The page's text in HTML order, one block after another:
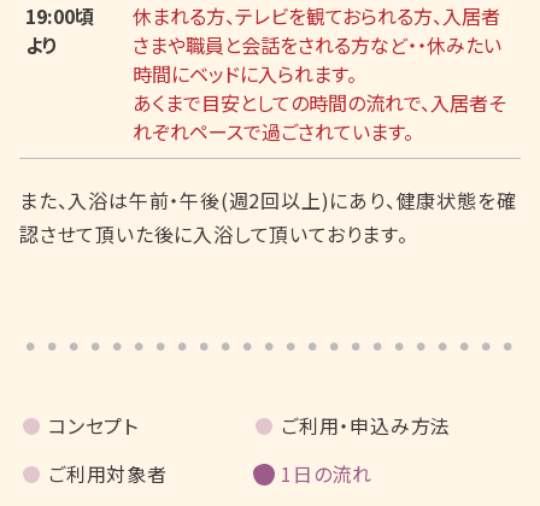
19:00頃
より
休まれる方、テレビを観ておられる方、入居者
さまや職員と会話をされる方など・・休みたい
時間にベッドに入られます。
あくまで目安としての時間の流れで、入居者そ
れぞれペースで過ごされています。
また、入浴は午前・午後(週2回以上)にあり、健康状態を確
認させて頂いた後に入浴して頂いております。
コンセプト
ご利用・申込み方法
ご利用対象者
1日の流れ